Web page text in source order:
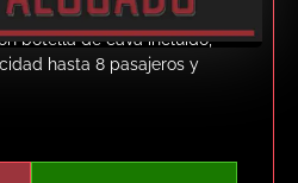
realizan por horas, con un
botella de cava incluido,
hasta 8 pasajeros y